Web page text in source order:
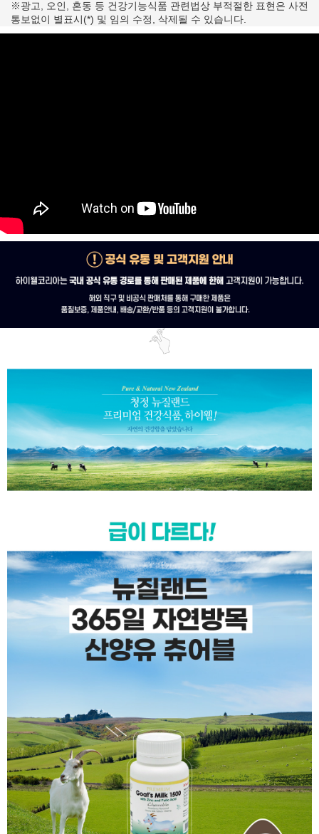
※광고, 오인, 혼동 등 건강기능식품 관련법상 부적절한 표현은 사전
통보없이 별표시(*) 및 임의 수정, 삭제될 수 있습니다.